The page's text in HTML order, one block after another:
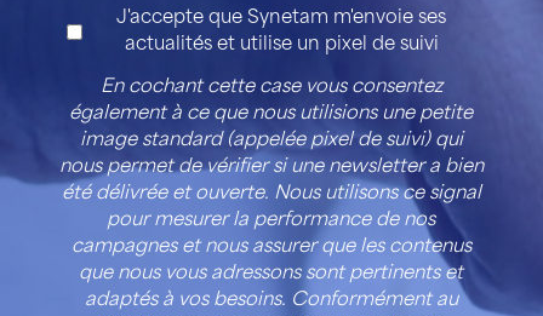
Consentement
J'accepte que Synetam m'envoie ses
actualités et utilise un pixel de suivi
En cochant cette case vous consentez
également à ce que nous utilisions une petite
image standard (appelée pixel de suivi) qui
nous permet de vérifier si une newsletter a bien
été délivrée et ouverte. Nous utilisons ce signal
pour mesurer la performance de nos
campagnes et nous assurer que les contenus
que nous vous adressons sont pertinents et
adaptés à vos besoins. Conformément au